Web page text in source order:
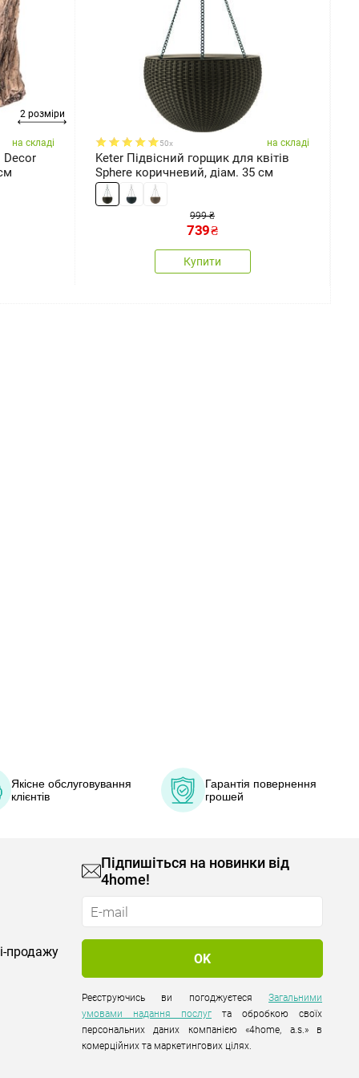
2 розміри
на складі
Decor
50x на складі
Keter Підвісний горщик для квітів
Sphere коричневий, діам. 35 см
999 ₴
739₴
Купити
Якісне обслуговування
клієнтів
Гарантія повернення
грошей
продажу
Підпишіться на новинки від
4home!
Реєструючись ви погоджуєтесяЗагальними
умовами надання послуг та обробкою своїх
персональних даних компанією «4home, a.s.» в
комерційних та маркетингових цілях.